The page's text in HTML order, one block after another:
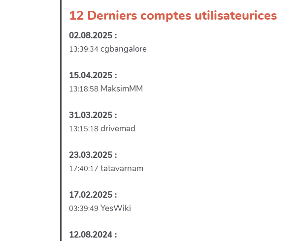
12 Derniers comptes utilisateurices
02.08.2025 :
13:39:34 cgbangalore
15.04.2025 :
13:18:58 MaksimMM
31.03.2025 :
13:15:18 drivemad
23.03.2025 :
17:40:17 tatavarnam
17.02.2025 :
03:39:49 YesWiki
12.08.2024 :